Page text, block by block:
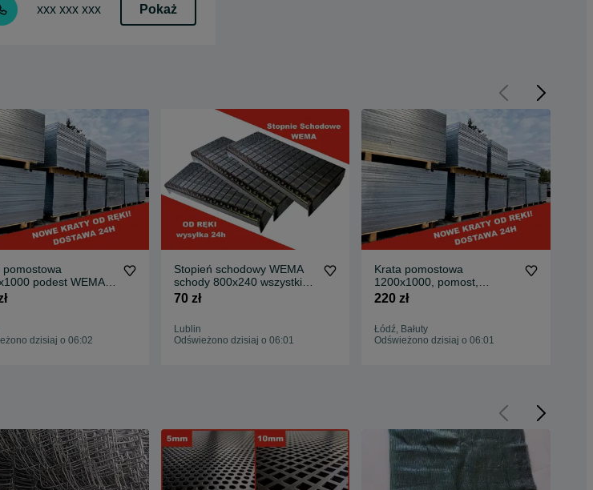
xxx xxx xxx Pokaż
pomostowa
podest WEMA
schodowe na
dzisiaj o 06:02
Stopień schodowy WEMA
schody 800x240 wszystkie
rozmiary kraty pomostow
70 zł
Lublin
Odświeżono dzisiaj o 06:01
Krata pomostowa
1200x1000, pomost,
stopień, WEMA wszystkie
220 zł
Łódź, Bałuty
Odświeżono dzisiaj o 06:01